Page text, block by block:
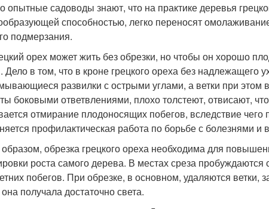
опытные садоводы знают, что на практике деревья
способностью, легко переносят
подмерзания.
орех может жить без обрезки, но чтобы он хорошо
Дело в том, что в кроне грецкого ореха без надлежащего
развилки с острыми углами, а ветки при
боковыми ответвлениями, плохо толстеют, отвисают,
отмирание плодоносящих побегов, вследствие
профилактическая работа по борьбе с болезнями и
обрезка грецкого ореха необходима для
роста самого дерева. В местах среза
побегов. При обрезке, в основном, удаляются
получала достаточно света.